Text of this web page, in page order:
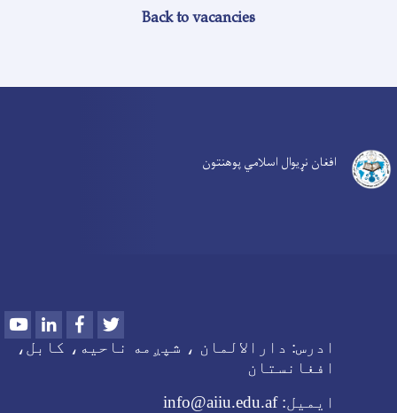
Back to vacancies
افغان نړیوال اسلامي پوهنتون
YoutubeLinkedInFacebook
ادرس: دارالالمان ، شپږمه ناحیه، کابل،
افغانستان
ایمیل: info@aiiu.edu.af